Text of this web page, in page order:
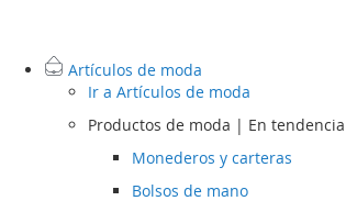
Artículos de moda
Ir a Artículos de moda
Productos de moda | En tendencia
Monederos y carteras
Bolsos de mano